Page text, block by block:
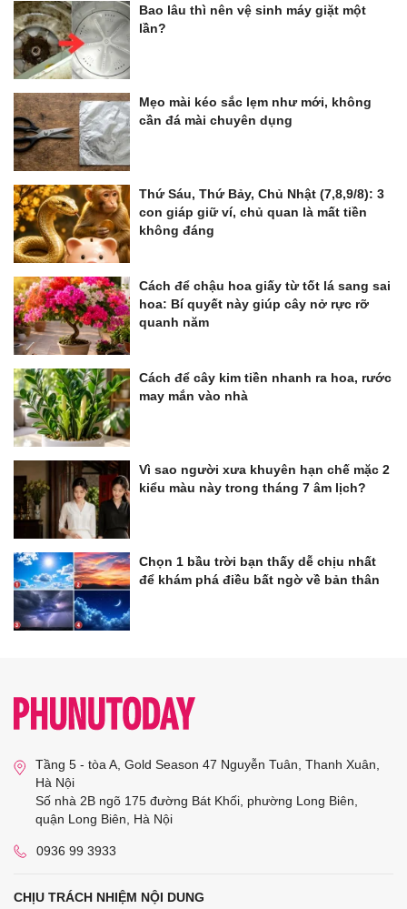
Bao lâu thì nên vệ sinh máy giặt một
lần?
Mẹo mài kéo sắc lẹm như mới, không
cần đá mài chuyên dụng
Thứ Sáu, Thứ Bảy, Chủ Nhật (7,8,9/8): 3
con giáp giữ ví, chủ quan là mất tiền
không đáng
Cách để chậu hoa giấy từ tốt lá sang sai
hoa: Bí quyết này giúp cây nở rực rỡ
quanh năm
Cách để cây kim tiền nhanh ra hoa, rước
may mắn vào nhà
Vì sao người xưa khuyên hạn chế mặc 2
kiểu màu này trong tháng 7 âm lịch?
Chọn 1 bầu trời bạn thấy dễ chịu nhất
để khám phá điều bất ngờ về bản thân
Tầng 5 - tòa A, Gold Season 47 Nguyễn Tuân, Thanh Xuân,
Hà Nội
Số nhà 2B ngõ 175 đường Bát Khối, phường Long Biên,
quận Long Biên, Hà Nội
0936 99 3933
CHỊU TRÁCH NHIỆM NỘI DUNG